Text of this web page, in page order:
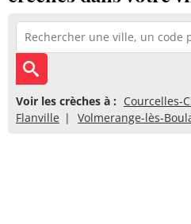
Voir les crèches à : Courcelles-
Flanville
Volmerange-lès-